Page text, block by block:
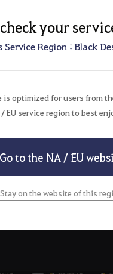
your
Service Region : Black
is optimized for users from
/ EU service region to best
Go to the NA / EU
Stay on the website of this
해서 확인할 수 있습니다.